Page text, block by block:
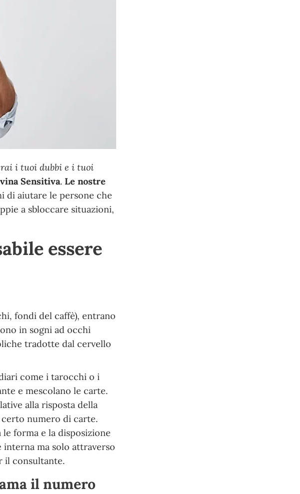
i tuoi dubbi e i tuoi
Sensitiva. Le nostre
diaiutare le persone che
a sbloccare situazioni,
essere
fondi del caffè), entrano
in sogni ad occhi
tradotte dal cervello
come i tarocchi o i
e mescolano le carte.
alla risposta della
certo numero di carte.
forma e la disposizione
ma solo attraverso
il consultante.
il numero